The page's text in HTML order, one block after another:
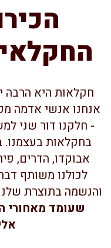
חקלאות היא הרבה
אנחנו אנשי אדמה
- חלקנו דור שני
בחקלאות בעצמנו.
אבוקדו, הדרים,
לכולנו משותף
והנשמה בתוצרת שלנו.
שעומד מאחורי